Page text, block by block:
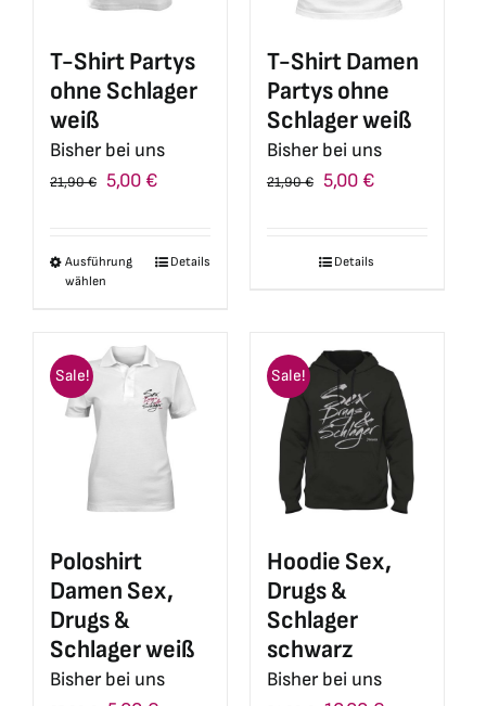
T-Shirt Partys
ohne Schlager
weiß
Bisher bei uns
21,90€
Ursprünglicher
21,90 €
5,00 €Aktueller
5,00 €.
Ausführung
wählen
Dieses
mehrere
Varianten
auf.
Optionen
können
der
Produktseite
gewählt
werden
Details
T-Shirt Damen
Partys ohne
Schlager weiß
Bisher bei uns
21,90€
Ursprünglicher
21,90 €
5,00 €Aktueller
5,00 €.
Details
Sale!
Poloshirt
Damen Sex,
Drugs &
Schlager weiß
Bisher bei uns
Sale!
Hoodie Sex,
Drugs &
Schlager
schwarz
Bisher bei uns